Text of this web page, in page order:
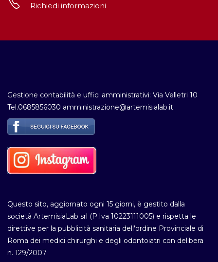
Richiedi informazioni
Gestione contabilità e uffici amministrativi: Via Velletri 10
Tel.0685856030 amministrazione@artemisialab.it
Questo sito, aggiornato ogni 15 giorni, è gestito dalla
società ArtemisiaLab srl (P.Iva 10223111005) e rispetta le
direttive per la pubblicità sanitaria dell'ordine Provinciale di
Roma dei medici chirurghi e degli odontoiatri con delibera
n. 129/2007